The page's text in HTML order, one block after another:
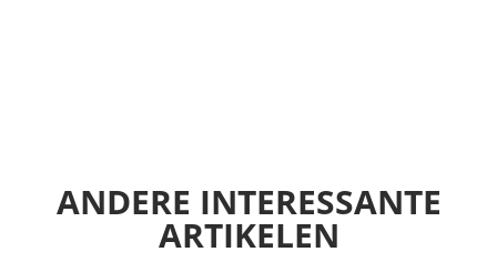
ANDERE INTERESSANTE
ARTIKELEN